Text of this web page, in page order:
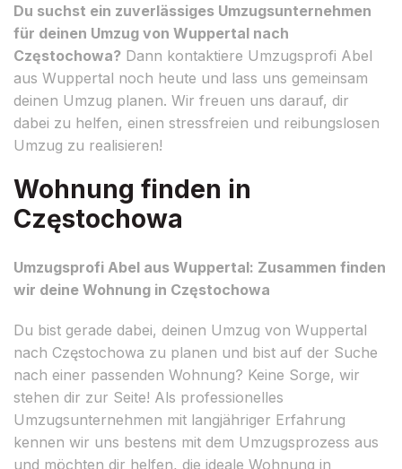
Du suchst ein zuverlässiges Umzugsunternehmen
für deinen Umzug von Wuppertal nach
Częstochowa? Dann kontaktiere Umzugsprofi Abel
aus Wuppertal noch heute und lass uns gemeinsam
deinen Umzug planen. Wir freuen uns darauf, dir
dabei zu helfen, einen stressfreien und reibungslosen
Umzug zu realisieren!
Wohnung finden in
Częstochowa
Umzugsprofi Abel aus Wuppertal: Zusammen finden
wir deine Wohnung in Częstochowa
Du bist gerade dabei, deinen Umzug von Wuppertal
nach Częstochowa zu planen und bist auf der Suche
nach einer passenden Wohnung? Keine Sorge, wir
stehen dir zur Seite! Als professionelles
Umzugsunternehmen mit langjähriger Erfahrung
kennen wir uns bestens mit dem Umzugsprozess aus
und möchten dir helfen, die ideale Wohnung in